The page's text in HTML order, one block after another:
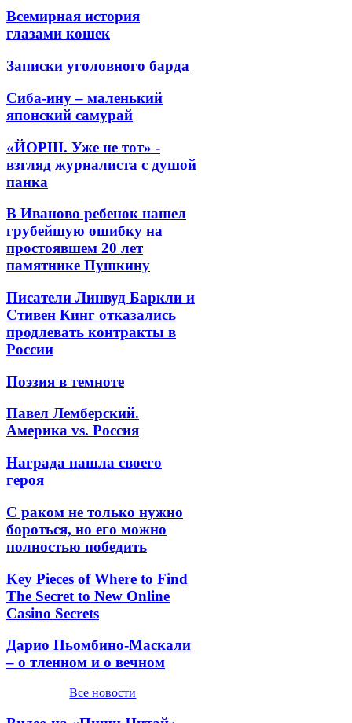
Всемирная история
глазами кошек
Записки уголовного барда
Сиба-ину – маленький
японский самурай
«ЙОРШ. Уже не тот» -
взгляд журналиста с душой
панка
В Иваново ребенок нашел
грубейшую ошибку на
простоявшем 20 лет
памятнике Пушкину
Писатели Линвуд Баркли и
Стивен Кинг отказались
продлевать контракты в
России
Поэзия в темноте
Павел Лемберский.
Америка vs. Россия
Награда нашла своего
героя
С раком не только нужно
бороться, но его можно
полностью победить
Key Pieces of Where to Find
The Secret to New Online
Casino Secrets
Дарио Пьомбино-Маскали
– о тленном и о вечном
Все новости